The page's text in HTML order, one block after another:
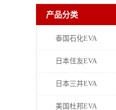
产品分类
泰国石化EVA
日本住友EVA
日本三井EVA
美国杜邦EVA